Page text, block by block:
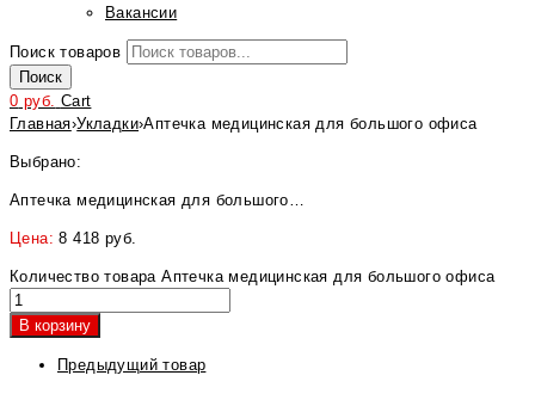
Вакансии
Поиск товаров
Поиск
0 руб. Cart
Главная›Укладки›Аптечка медицинская для большого офиса
Выбрано:
Аптечка медицинская для большого…
Цена:8 418 руб.
Количество товара Аптечка медицинская для большого офиса
В корзину
Предыдущий товар